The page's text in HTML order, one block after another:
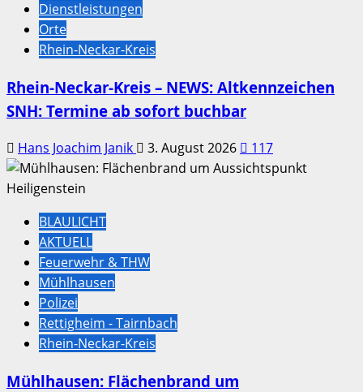
Dienstleistungen
Orte
Rhein-Neckar-Kreis
Rhein-Neckar-Kreis – NEWS: Altkennzeichen
SNH: Termine ab sofort buchbar
Hans Joachim Janik 3. August 2026 117
BLAULICHT
AKTUELL
Feuerwehr & THW
Mühlhausen
Polizei
Rettigheim - Tairnbach
Rhein-Neckar-Kreis
Mühlhausen: Flächenbrand um